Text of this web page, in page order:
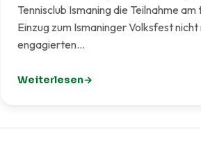
Tennisclub Ismaning die Teilnahme
Einzug zum Ismaninger Volksfest
engagierten…
Weiterlesen
: TCI trotzt Wind und Wetter beim